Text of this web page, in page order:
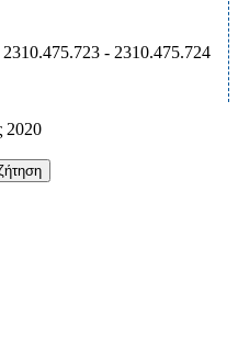
- 2310.475.724
2020